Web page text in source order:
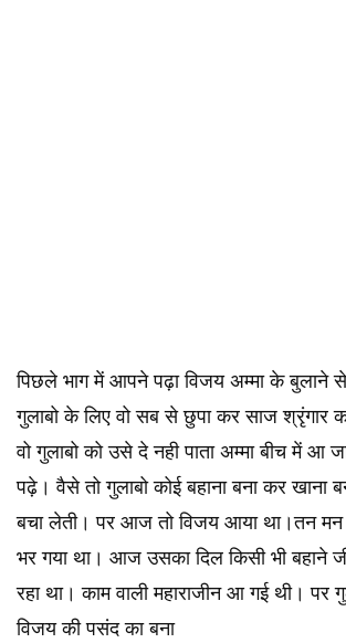
पिछले भाग में आपने पढ़ा विजय अम्मा के बुलाने
गुलाबो के लिए वो सब से छुपा कर साज श्रृंगार
वो गुलाबो को उसे दे नही पाता अम्मा बीच में आ
पढ़े। वैसे तो गुलाबो कोई बहाना बना कर खाना
बचा लेती। पर आज तो विजय आया था।तन मन
भर गया था। आज उसका दिल किसी भी बहाने
रहा था। काम वाली महाराजीन आ गई थी।
विजय की पसंद का बना